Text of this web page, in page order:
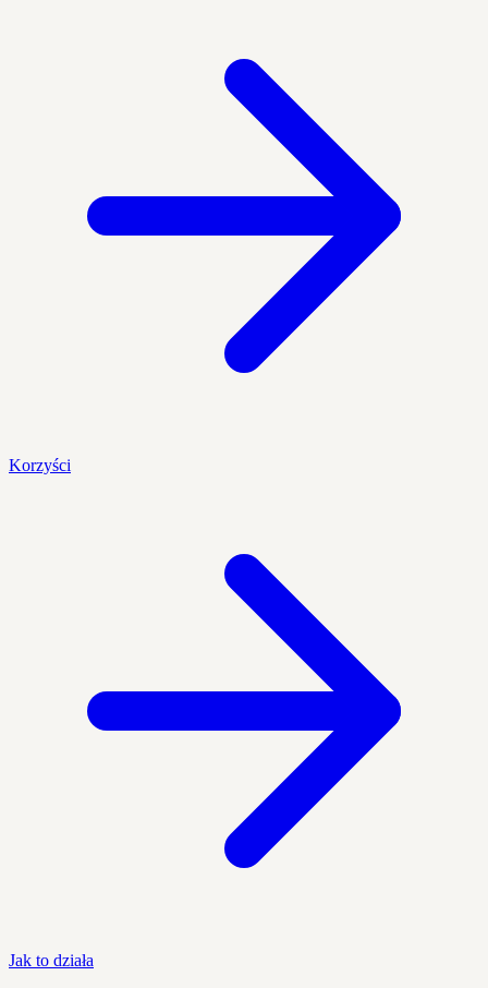
Korzyści
Jak to działa